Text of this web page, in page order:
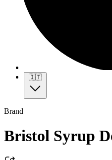
🇮🇹
Brand
Bristol Syrup